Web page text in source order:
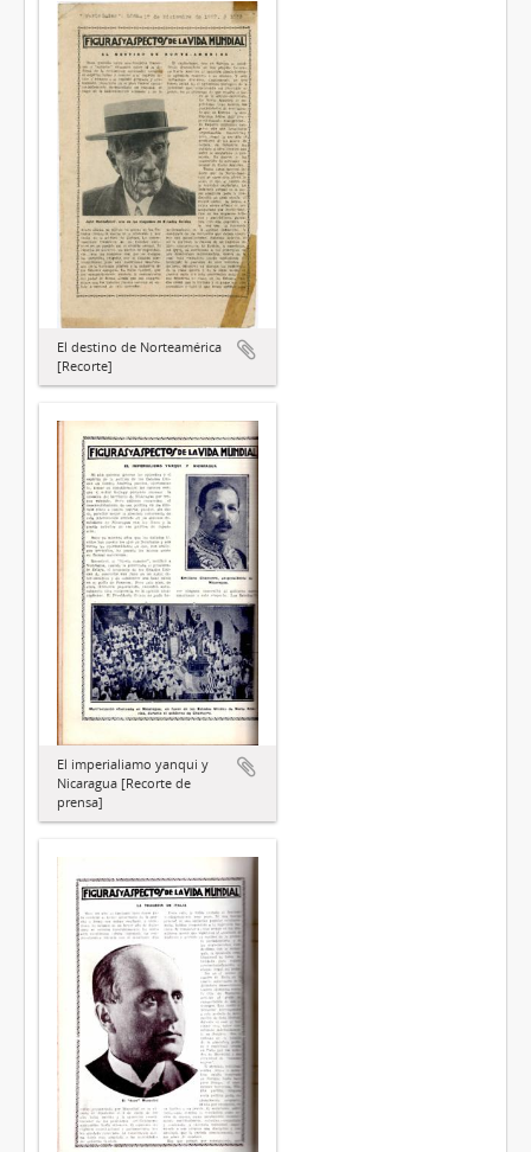
El destino de Norteamérica
[Recorte]
El imperialiamo yanqui y
Nicaragua [Recorte de
prensa]